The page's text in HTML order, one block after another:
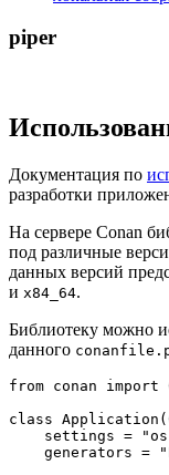
piper
Документация по
разработки
На сервере Conan
под различные
данных версий
и x84_64.
Библиотеку можно
данного
from conan import
class Application (
    settings =
    generators =